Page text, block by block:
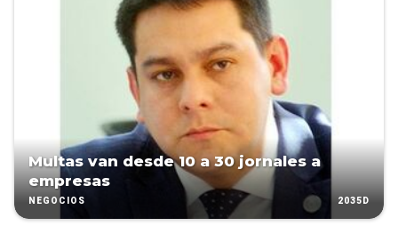
Multas van desde 10 a 30 jornales a
empresas
NEGOCIOS 2035D